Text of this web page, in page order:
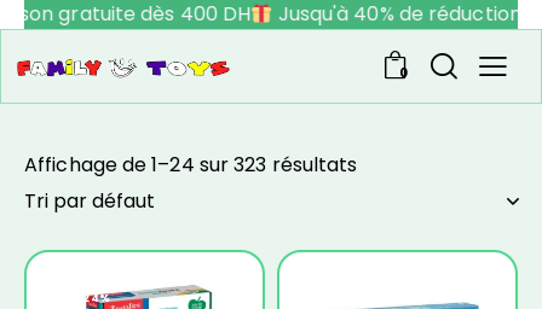
gratuite dès 400 DH Jusqu'à 40% de réduction
0
Affichage de 1–24 sur 323 résultats
-24%